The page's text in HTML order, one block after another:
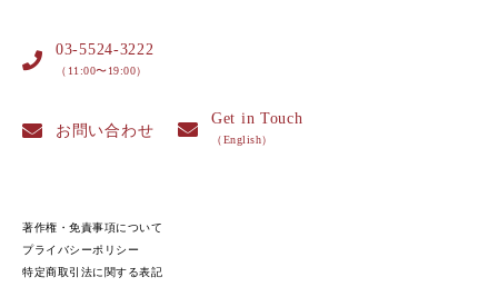
03-5524-3222
（11:00〜19:00）
お問い合わせ
Get in Touch
（English）
著作権・免責事項について
プライバシーポリシー
特定商取引法に関する表記